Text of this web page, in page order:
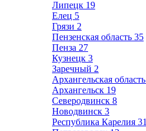
Липецк 19
Елец 5
Грязи 2
Пензенская область 35
Пенза 27
Кузнецк 3
Заречный 2
Архангельская область
Архангельск 19
Северодвинск 8
Новодвинск 3
Республика Карелия 31